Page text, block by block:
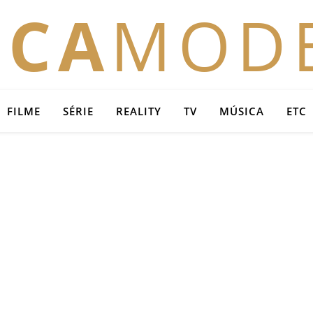
FILME SÉRIE REALITY TV MÚSICA ETC